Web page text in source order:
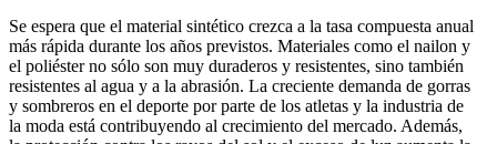
Se espera que el material sintético crezca a la tasa compuesta anual
más rápida durante los años previstos. Materiales como el nailon y
el poliéster no sólo son muy duraderos y resistentes, sino también
resistentes al agua y a la abrasión. La creciente demanda de gorras
y sombreros en el deporte por parte de los atletas y la industria de
la moda está contribuyendo al crecimiento del mercado. Además,